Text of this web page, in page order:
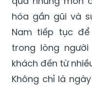
Nam tiếp tục
trong lòng
khách đến từ
Không chỉ là
thuật, Lễ hội Văn